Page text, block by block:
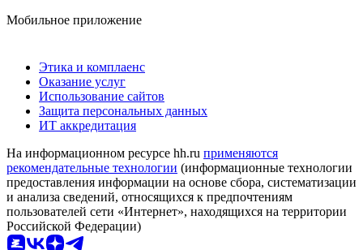
Мобильное приложение
Этика и комплаенс
Оказание услуг
Использование сайтов
Защита персональных данных
ИТ аккредитация
На информационном ресурсе hh.ru применяются
рекомендательные технологии (информационные технологии
предоставления информации на основе сбора, систематизации
и анализа сведений, относящихся к предпочтениям
пользователей сети «Интернет», находящихся на территории
Российской Федерации)